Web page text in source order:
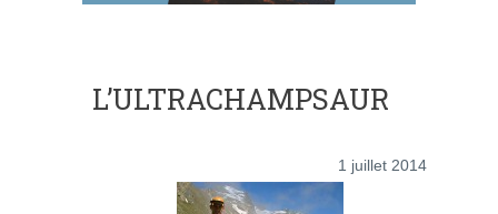
L’ULTRACHAMPSAUR
1 juillet 2014